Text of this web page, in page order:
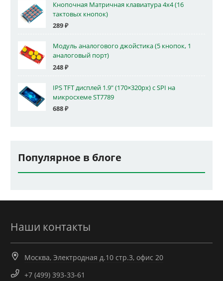
Кнопочная Матричная клавиатура 4x4 (16
тактовых кнопок)
289₽
Модуль аналогового джойстика (5 кнопок, 1
аналоговый порт)
248₽
IPS TFT дисплей 1.9" (170×320px) с SPI на
микросхеме ST7789
688₽
Популярное в блоге
Наши контакты
Москва, Электродная д.10 стр.3, офис 20
+7 (499) 393-33-61